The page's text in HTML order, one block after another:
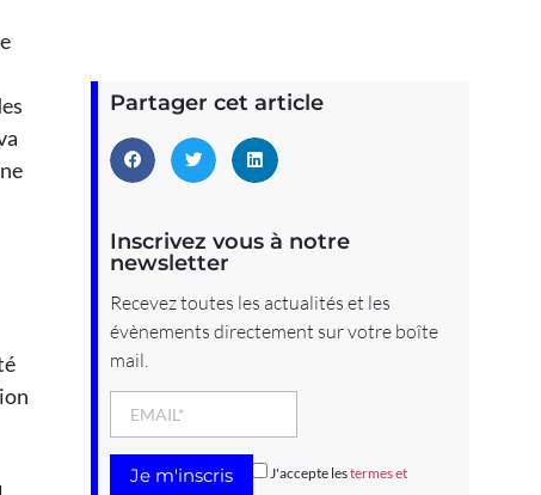
Partager cet article
Inscrivez vous à notre
newsletter
Recevez toutes les actualités et les
évènements directement sur votre boîte
mail.
J'accepte lestermes et